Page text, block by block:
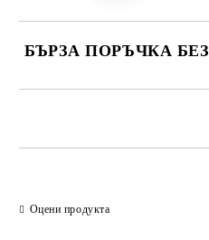
БЪРЗА ПОРЪЧКА
Оцени продукта